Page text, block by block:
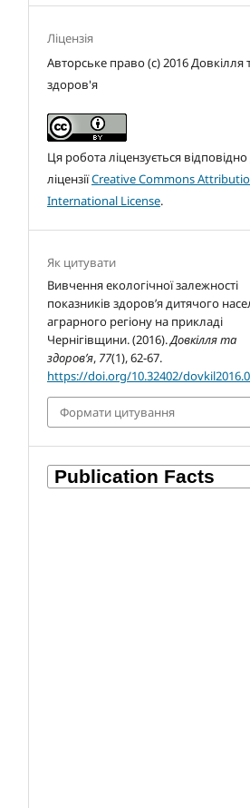
Ліцензія
Авторське право (c) 2016 Довкілля
здоров'я
Ця робота ліцензується
ліцензіїCreative Commons
International License.
Як цитувати
Вивчення екологічної залежності
показників здоров’я дитячого
аграрного регіону на прикладі
Чернігівщини. (2016).Довкілля та
здоров’я, 77(1), 62-67.
https://doi.org/10.32402/
Формати цитування